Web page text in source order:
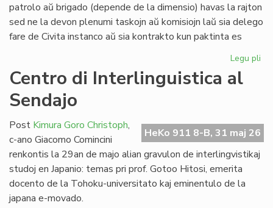
patrolo aŭ brigado (depende de la dimensio) havas la rajton
sed ne la devon plenumi taskojn aŭ komisiojn laŭ sia delego
fare de Civita instanco aŭ sia kontrakto kun paktinta es
Legu pli
de
Centro di Interlinguistica al
Sendajo
HeKo 911 8-B, 31 maj 26
Post Kimura Goro Christoph,
c-ano Giacomo Comincini
renkontis la 29an de majo alian gravulon de interlingvistikaj
studoj en Japanio: temas pri prof. Gotoo Hitosi, emerita
docento de la Tohoku-universitato kaj eminentulo de la
japana e-movado.